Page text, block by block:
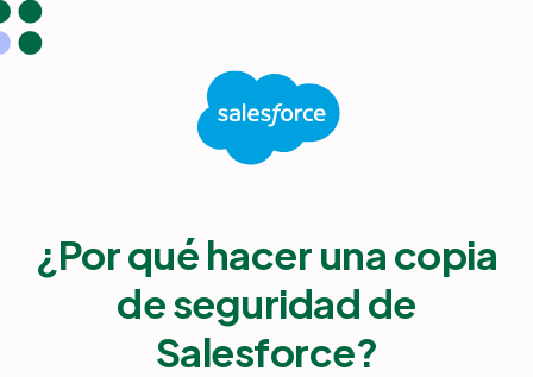
¿Por qué hacer una copia
de seguridad de
Salesforce?